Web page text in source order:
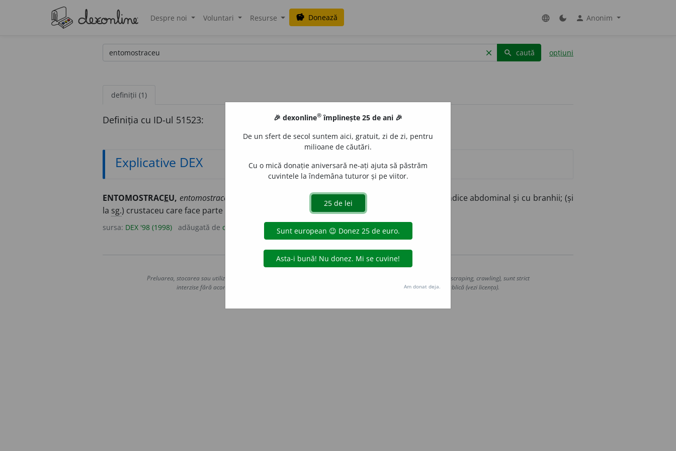
Despre noi Voluntari Resurse savings Donează language dark_mode person Anonim
clear search caută opțiuni
definiții (1)
Definiția cu ID-ul 51523:
Explicative DEX
ENTOMOSTRACEU, entomostracee,
) Grup de crustacee inferioare mici, fără apendice abdominal și cu branhii; (și
la sg.) crustaceu care face parte din acest grup. – Din fr.entomostracés.
sursa: DEX '98 (1998) adăugată de claudia acțiuni
Copyright © 2004-2026 dexonline (https://dexonline.ro)
Preluarea, stocarea sau utilizarea datelor de pe acest site, inclusiv prin orice metode de extragere automată (web scraping, crawling), sunt strict
interzise fără acordul nostru prealabil scris, cu excepția seturilor de date oferite oficial spre utilizare publică (vezi licența).
🎉 dexonline® împlinește 25 de ani 🎉
De un sfert de secol suntem aici, gratuit, zi de zi, pentru
milioane de căutări.
Cu o mică donație aniversară ne-ați ajuta să păstrăm
cuvintele la îndemâna tuturor și pe viitor.
Am donat deja.